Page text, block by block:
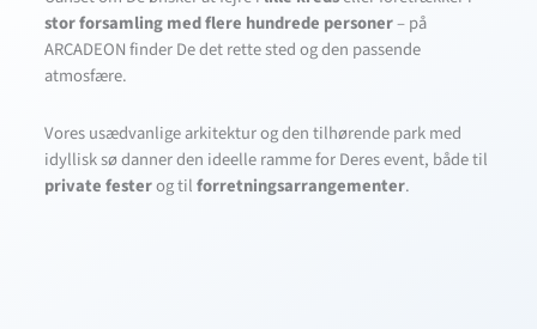
stor forsamling med flere hundrede personer– på
ARCADEON finder De det rette sted og den passende
atmosfære.
Vores usædvanlige arkitektur og den tilhørende park med
idyllisk sø danner den ideelle ramme for Deres event, både til
private festerog tilforretningsarrangementer.